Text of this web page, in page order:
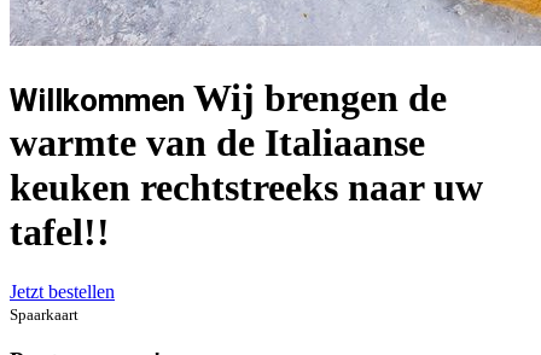
Willkommen Wij brengen de
warmte van de Italiaanse
keuken rechtstreeks naar uw
tafel!!
Jetzt bestellen
Spaarkaart